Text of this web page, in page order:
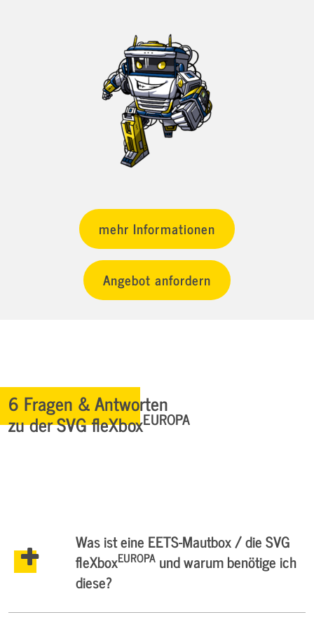
mehr Informationen
Angebot anfordern
6 Fragen & Antworten
zu der SVG fleXboxEUROPA
Was ist eine EETS-Mautbox / die SVG
fleXboxEUROPA und warum benötige ich
diese?